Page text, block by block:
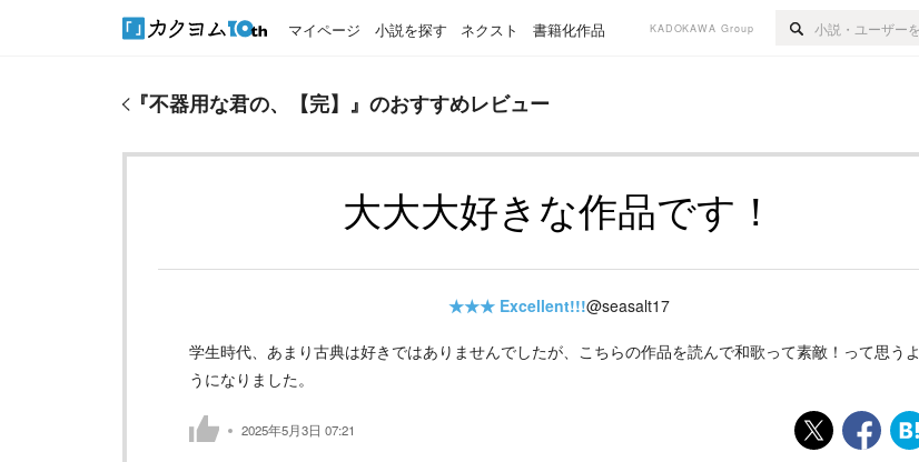
マイページ 小説を探す ネクスト 書籍化作品 KADOKAWA Group
『不器用な君の、【完】 』のおすすめレビュー
大大大好きな作品です！
★★★ Excellent!!!@seasalt17
学生時代、あまり古典は好きではありませんでしたが、こちらの作品を読んで和歌って素敵！って思うよ
うになりました。
2025年5月3日 07:21